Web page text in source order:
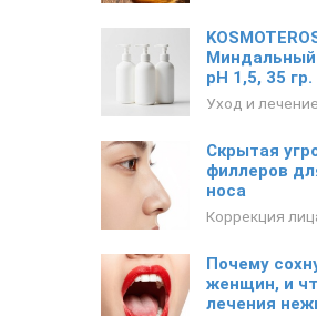
Миндальный
рН 1,5, 35 гр.
Уход и лечение
Скрытая
филлеров
носа
Коррекция
Почему
женщин, и
лечения